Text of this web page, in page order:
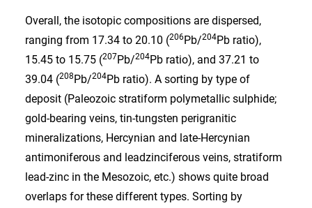
Overall, the isotopic compositions are dispersed,
ranging from 17.34 to 20.10 (206Pb/204Pb ratio),
15.45 to 15.75 (207Pb/204Pb ratio), and 37.21 to
39.04 (208Pb/204Pb ratio). A sorting by type of
deposit (Paleozoic stratiform polymetallic sulphide;
gold-bearing veins, tin-tungsten perigranitic
mineralizations, Hercynian and late-Hercynian
antimoniferous and leadzinciferous veins, stratiform
lead-zinc in the Mesozoic, etc.) shows quite broad
overlaps for these different types. Sorting by